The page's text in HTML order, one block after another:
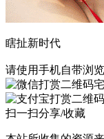
瞎扯新时代
请使用手机自带浏
扫一扫分享/收藏